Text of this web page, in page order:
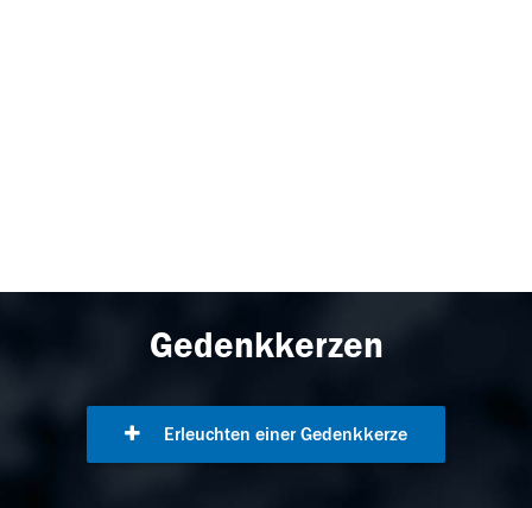
Gedenkkerzen
Erleuchten einer Gedenkkerze